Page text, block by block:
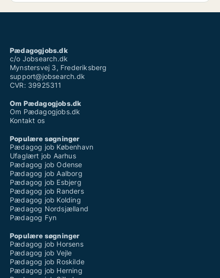
Pædagogjobs.dk
c/o Jobsearch.dk
Mynstersvej 3, Frederiksberg
support@jobsearch.dk
CVR: 39925311
Om Pædagogjobs.dk
Om Pædagogjobs.dk
Kontakt os
Populære søgninger
Pædagog job København
Ufaglært job Aarhus
Pædagog job Odense
Pædagog job Aalborg
Pædagog job Esbjerg
Pædagog job Randers
Pædagog job Kolding
Pædagog Nordsjælland
Pædagog Fyn
Populære søgninger
Pædagog job Horsens
Pædagog job Vejle
Pædagog job Roskilde
Pædagog job Herning